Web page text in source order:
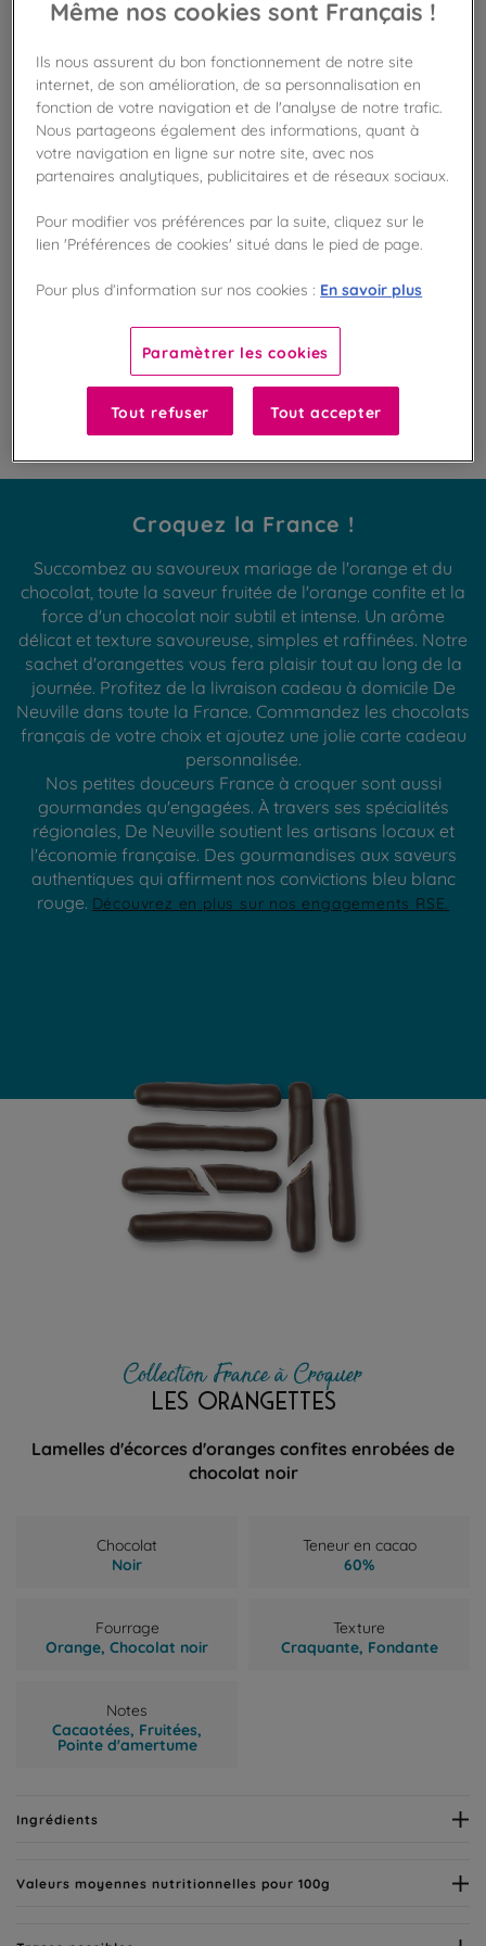
Disponible en boutique !
Vérifier la disponibilité en magasin
Frais de port offert
dès 50€ d'achat
Gagnez 12 points de fidélité !
avec notre programme Privilège
Liste des ingrédients et allergènes
Fabriqué en France
Croquez la France !
Succombez au savoureux mariage de l'orange et du
chocolat, toute la saveur fruitée de l'orange confite et la
force d'un chocolat noir subtil et intense. Un arôme
délicat et texture savoureuse, simples et raffinées. Notre
sachet d'orangettes vous fera plaisir tout au long de la
journée. Profitez de la livraison cadeau à domicile De
Neuville dans toute la France. Commandez les chocolats
français de votre choix et ajoutez une jolie carte cadeau
personnalisée.
Nos petites douceurs France à croquer sont aussi
gourmandes qu'engagées. À travers ses spécialités
régionales, De Neuville soutient les artisans locaux et
l'économie française. Des gourmandises aux saveurs
authentiques qui affirment nos convictions bleu blanc
rouge. Découvrez en plus sur nos engagements RSE.
Collection France à Croquer
LES ORANGETTES
Lamelles d'écorces d'oranges confites enrobées de
chocolat noir
Chocolat
Noir
Teneur en cacao
60%
Fourrage
Orange, Chocolat noir
Texture
Craquante, Fondante
Notes
Cacaotées, Fruitées,
Pointe d'amertume
Ingrédients
Valeurs moyennes nutritionnelles pour 100g
Même nos cookies sont Français !
Ils nous assurent du bon fonctionnement de notre site
internet, de son amélioration, de sa personnalisation en
fonction de votre navigation et de l'analyse de notre trafic.
Nous partageons également des informations, quant à
votre navigation en ligne sur notre site, avec nos
partenaires analytiques, publicitaires et de réseaux sociaux.
Pour modifier vos préférences par la suite, cliquez sur le
lien 'Préférences de cookies' situé dans le pied de page.
Pour plus d’information sur nos cookies : En savoir plus
Paramètrer les cookies
Tout refuser Tout accepter